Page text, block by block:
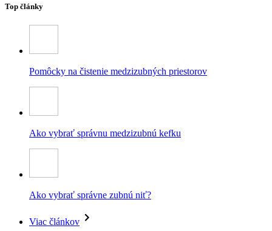
Top články
Pomôcky na čistenie medzizubných priestorov
Ako vybrať správnu medzizubnú kefku
Ako vybrať správne zubnú niť?
Viac článkov